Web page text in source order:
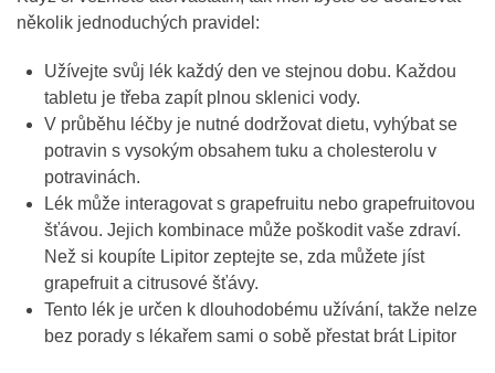
několik jednoduchých pravidel:
Užívejte svůj lék každý den ve stejnou dobu. Každou
tabletu je třeba zapít plnou sklenici vody.
V průběhu léčby je nutné dodržovat dietu, vyhýbat se
potravin s vysokým obsahem tuku a cholesterolu v
potravinách.
Lék může interagovat s grapefruitu nebo grapefruitovou
šťávou. Jejich kombinace může poškodit vaše zdraví.
Než si koupíte Lipitor zeptejte se, zda můžete jíst
grapefruit a citrusové šťávy.
Tento lék je určen k dlouhodobému užívání, takže nelze
bez porady s lékařem sami o sobě přestat brát Lipitor